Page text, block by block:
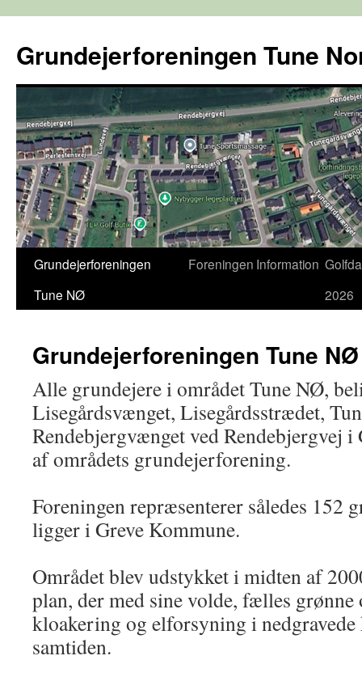
indhold
Grundejerforeningen Tune
Grundejerforeningen
Tune NØ
Foreningen Information
2026
Grundejerforeningen Tune NØ
Alle grundejere i området Tune NØ,
Lisegårdsvænget, Lisegårdsstrædet,
Rendebjergvænget ved Rendebjergvej i
af områdets grundejerforening.
Foreningen repræsenterer således 152
ligger i Greve Kommune.
­Området blev udstykket i midten af
plan, der med sine volde, fælles
kloakering og elforsyning i
samtiden.